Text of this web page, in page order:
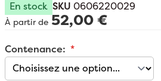
En stock SKU 0606220029
À partir de 52,00 €
Contenance: